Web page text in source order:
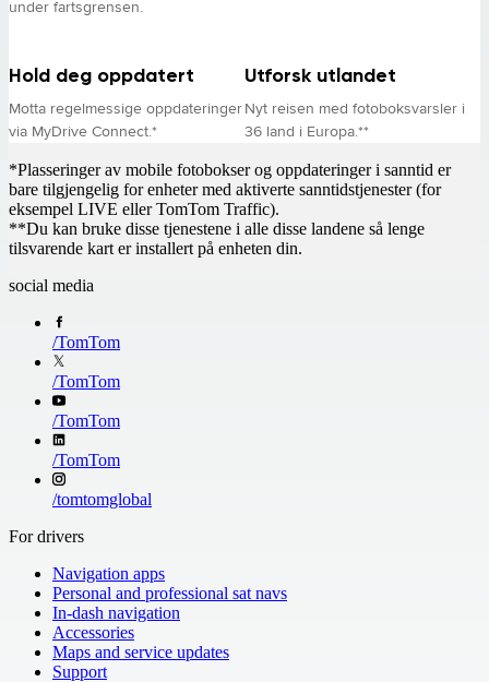
under fartsgrensen.
Hold deg oppdatert
Motta regelmessige oppdateringer
via MyDrive Connect.*
Utforsk utlandet
Nyt reisen med fotoboksvarsler i
36 land i Europa.**
*Plasseringer av mobile fotobokser og oppdateringer i sanntid er
bare tilgjengelig for enheter med aktiverte sanntidstjenester (for
eksempel LIVE eller TomTom Traffic).
**Du kan bruke disse tjenestene i alle disse landene så lenge
tilsvarende kart er installert på enheten din.
social media
/TomTom
/TomTom
/TomTom
/TomTom
/tomtomglobal
For drivers
Navigation apps
Personal and professional sat navs
In-dash navigation
Accessories
Maps and service updates
Support